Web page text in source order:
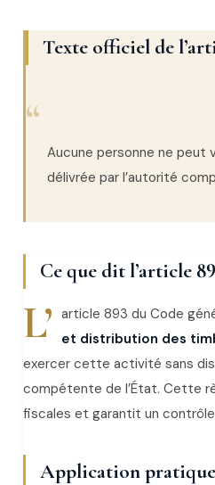
Texte officiel de
Aucune personne ne peut
délivrée par l’autorité
Ce que dit l’article
L’ article 893 du Code
et distribution des
exercer cette activité sans
compétente de l’État. Cette
fiscales et garantit un
Application pratique